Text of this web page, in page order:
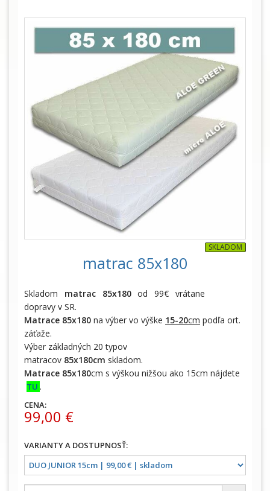
matrac 85x180
SKLADOM
Skladom matrac 85x180od 99€ vrátane
dopravy v SR.
Matrace 85x180 na výber vo výške 15-20cm podľa ort.
záťaže.
Výber základných 20 typov
matracov 85x180cm skladom.
Matrace 85x180cm s výškou nižšou ako 15cm nájdete
TU .
CENA:
99,00 €